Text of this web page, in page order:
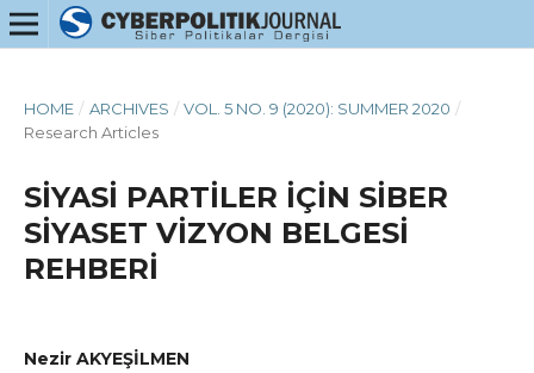
HOME / ARCHIVES / VOL. 5 NO. 9 (2020): SUMMER 2020 /
Research Articles
SİYASİ PARTİLER İÇİN SİBER
SİYASET VİZYON BELGESİ
REHBERİ
Nezir AKYEŞİLMEN